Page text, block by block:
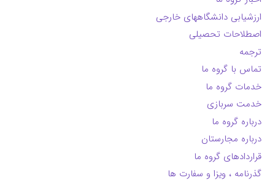
ارزشیابی دانشگاههای خارجی
اصطلاحات تحصیلی
ترجمه
تماس با گروه ما
خدمات گروه ما
خدمت سربازی
درباره گروه ما
درباره مجارستان
قراردادهای گروه ما
گذرنامه ، ویزا و سفارت ها